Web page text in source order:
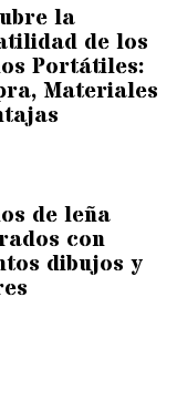
la
de los
Portátiles:
Materiales
de leña
con
dibujos y